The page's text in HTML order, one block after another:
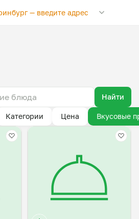
—введите адрес
Найти
Категории Цена Вкусовые